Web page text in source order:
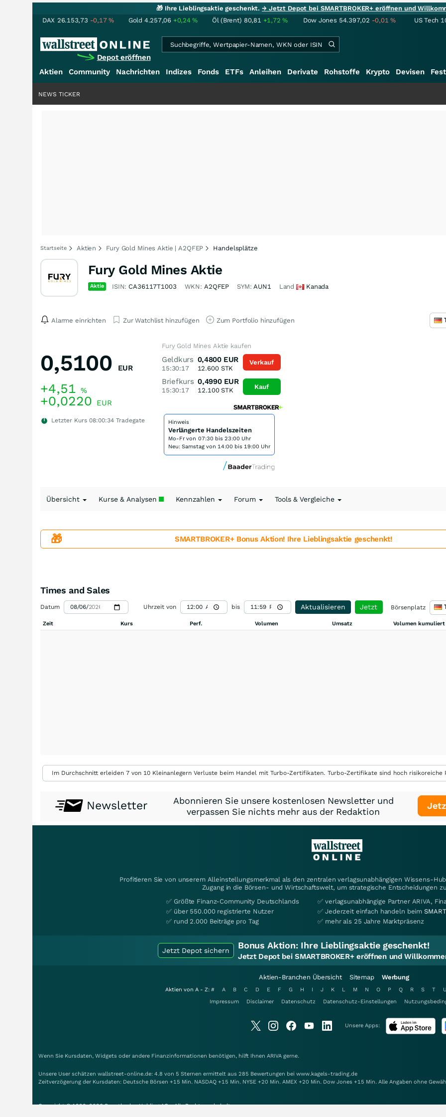
🎁 Ihre Lieblingsaktie geschenkt.→ Jetzt Depot bei SMARTBROKER+ eröffnen und
DAX 26.153,73 -0,17% Gold 4.257,06 +0,24% Öl (Brent) 80,81 +1,72% Dow Jones 54.397,02 -0,01% US Tech
Depot eröffnen
Aktien Community Nachrichten Indizes Fonds ETFs Anleihen Derivate Rohstoffe Krypto Devisen
NEWS TICKER
Startseite Aktien Fury Gold Mines Aktie | A2QFEP Handelsplätze
Fury Gold Mines Aktie
Aktie ISIN: CA36117T1003 WKN: A2QFEP SYM:AUN1 Land Kanada
Alarme einrichten Zur Watchlist hinzufügen Zum Portfolio hinzufügen
0,5100 EUR
+4,51 %
+0,0220 EUR
Letzter Kurs 08:00:34 Tradegate
Fury Gold Mines Aktie kaufen
Geldkurs
15:30:17
0,4800 EUR
12.600STK
Briefkurs
15:30:17
0,4990 EUR
12.100STK
Verkauf
Kauf
Hinweis
Verlängerte Handelszeiten
Mo-Fr von 07:30 bis 23:00 Uhr
Neu: Samstag von 14:00 bis 19:00 Uhr
Übersicht Kurse & Analysen Kennzahlen Forum Tools & Vergleiche
🎁 SMARTBROKER+ Bonus Aktion! Ihre Lieblingsaktie geschenkt!
Times and Sales
Datum Uhrzeit von bis Aktualisieren Jetzt Börsenplatz
Zeit Kurs Perf. Volumen Umsatz Volumen kumuliert
Im Durchschnitt erleiden 7 von 10 Kleinanlegern Verluste beim Handel mit Turbo-Zertifikaten. Turbo-Zertifikate sind hoch
Newsletter
Abonnieren Sie unsere kostenlosen Newsletter und
verpassen Sie nichts mehr aus der Redaktion
Profitieren Sie von unserem Alleinstellungsmerkmal als den zentralen verlagsunabhängigen Wissens-
Zugang in die Börsen- und Wirtschaftswelt, um strategische Entscheidungen
✅ Größte Finanz-Community Deutschlands
✅ über 550.000 registrierte Nutzer
✅ rund 2.000 Beiträge pro Tag
✅ verlagsunabhängige Partner ARIVA,
✅ Jederzeit einfach handeln beim
✅ mehr als 25 Jahre Marktpräsenz
Jetzt Depot sichern Bonus Aktion: Ihre Lieblingsaktie geschenkt!
Jetzt Depot bei SMARTBROKER+ eröffnen und
Aktien-Branchen Übersicht Sitemap Werbung
Aktien von A - Z: # A B C D E F G H I J K L M N O P Q R S T U
Impressum
Disclaimer Datenschutz Datenschutz-Einstellungen
Unsere Apps:
Wenn Sie Kursdaten, Widgets oder andere Finanzinformationen benötigen, hilft Ihnen ARIVA gerne.
Unsere User schätzen wallstreet-online.de: 4.8 von 5 Sternen ermittelt aus 285 Bewertungen bei www.kagels-trading.de
Zeitverzögerung der Kursdaten: Deutsche Börsen +15 Min. NASDAQ +15 Min. NYSE +20 Min. AMEX +20 Min. Dow Jones +15 Min. Alle Angaben ohne
Copyright © 1998-2026 Smartbroker Holding AG - Alle Rechte vorbehalten.